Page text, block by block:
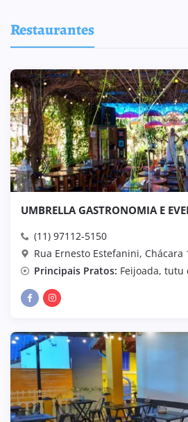
Restaurantes
UMBRELLA GASTRONOMIA E
(11) 97112-5150
Rua Ernesto Estefanini, Chácara
Principais Pratos: Feijoada, tutu